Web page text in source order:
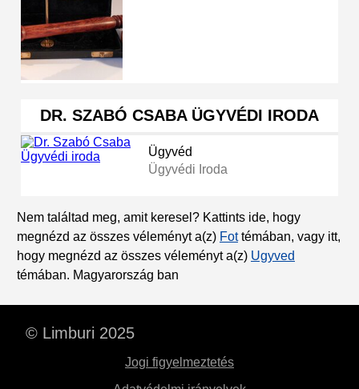
DR. SZABÓ CSABA ÜGYVÉDI IRODA
Ügyvéd
Ügyvédi Iroda
Nem találtad meg, amit keresel? Kattints ide, hogy
megnézd az összes véleményt a(z) Fottémában, vagy itt,
hogy megnézd az összes véleményt a(z) Ugyved
témában. Magyarország ban
© Limburi 2025
Jogi figyelmeztetés